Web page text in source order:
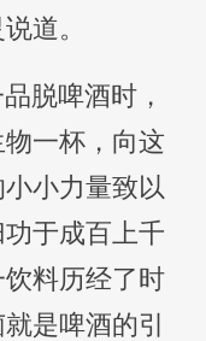
道。
脱啤酒时，
一杯，向这
小力量致以
于成百上千
料历经了时
是啤酒的引